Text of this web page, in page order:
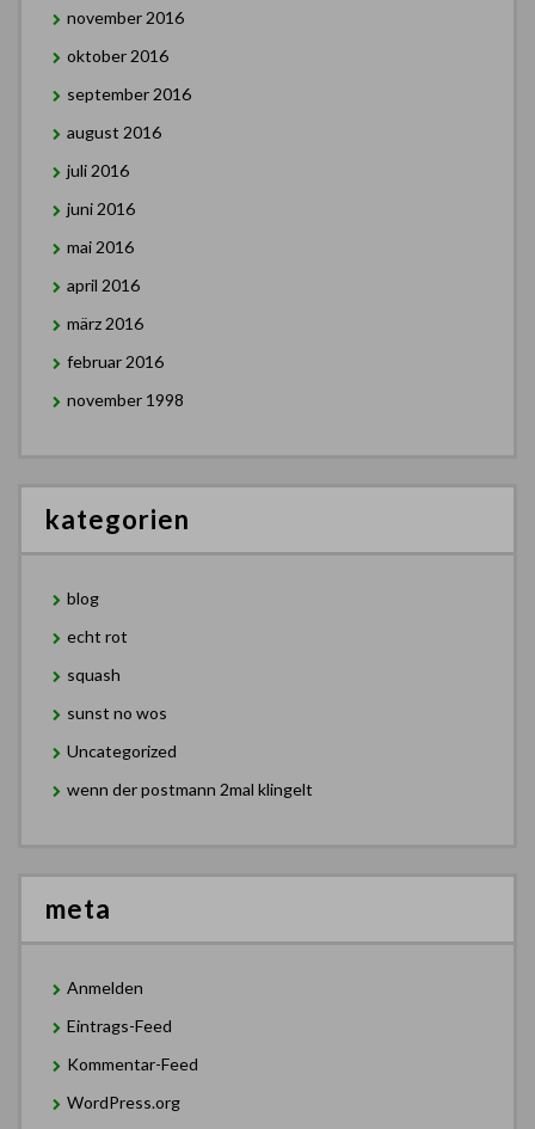
november 2016
oktober 2016
september 2016
august 2016
juli 2016
juni 2016
mai 2016
april 2016
märz 2016
februar 2016
november 1998
kategorien
blog
echt rot
squash
sunst no wos
Uncategorized
wenn der postmann 2mal klingelt
meta
Anmelden
Eintrags-Feed
Kommentar-Feed
WordPress.org